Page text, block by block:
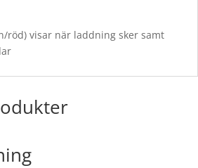
röd) visar när laddning sker samt